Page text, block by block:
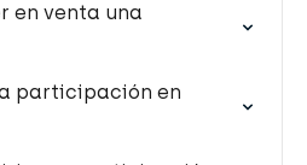
en venta una
participación en